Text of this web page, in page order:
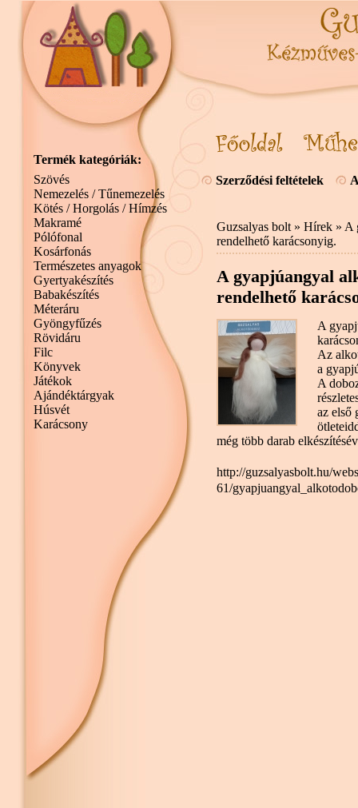
Szerződési feltételek
Guzsalyas bolt » Hírek » A
rendelhető karácsonyig.
A gyapjúangyal
rendelhető
A
Az
a
A
az első
még több darab
http://guzsalyasbolt.hu/
61/
Termék kategóriák:
Szövés
Nemezelés / Tűnemezelés
Kötés / Horgolás / Hímzés
Makramé
Pólófonal
Kosárfonás
Természetes anyagok
Gyertyakészítés
Babakészítés
Méteráru
Gyöngyfűzés
Rövidáru
Filc
Könyvek
Játékok
Ajándéktárgyak
Húsvét
Karácsony